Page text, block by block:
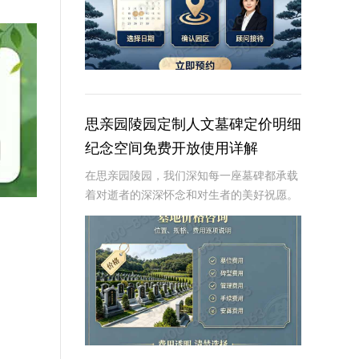
思亲园陵园定制人文墓碑定价明细
纪念空间免费开放使用详解
在思亲园陵园，我们深知每一座墓碑都承载
着对逝者的深深怀念和对生者的美好祝愿。
因此，我们精心定制的人文墓碑不仅是对逝
者的永恒纪念，更是生者情感的寄托。本文
将详细介绍思亲园陵园定制人文墓碑的定价
明细以及纪